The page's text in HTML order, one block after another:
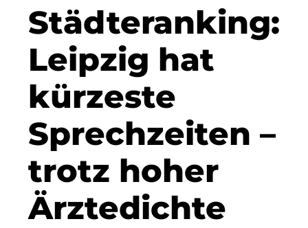
Clean Intralogistics Net (CIN)
Clean Power Net (CPN)
Dennis Hoppa
CSMM
DEGIV
Die Macherei
Die Werkbank IT GmbH
Docunite
Städteranking:
Leipzig hat
kürzeste
Sprechzeiten –
trotz hoher
Ärztedichte